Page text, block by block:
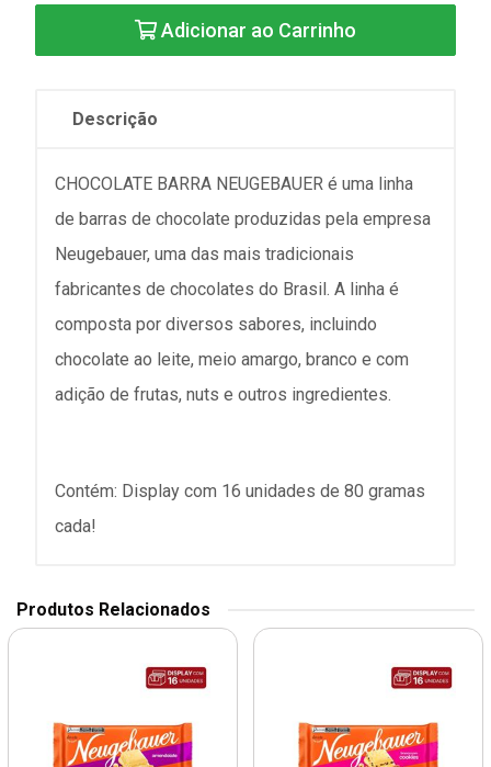
Adicionar ao Carrinho
Descrição
CHOCOLATE BARRA NEUGEBAUER é uma linha
de barras de chocolate produzidas pela empresa
Neugebauer, uma das mais tradicionais
fabricantes de chocolates do Brasil. A linha é
composta por diversos sabores, incluindo
chocolate ao leite, meio amargo, branco e com
adição de frutas, nuts e outros ingredientes.
Contém: Display com 16 unidades de 80 gramas
cada!
Produtos Relacionados